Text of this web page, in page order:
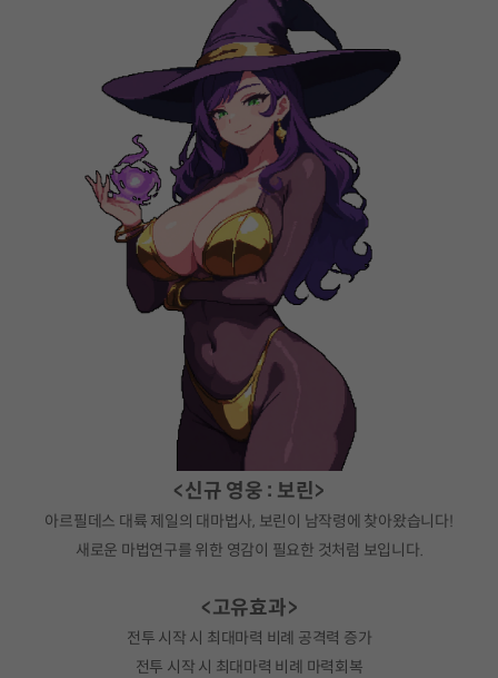
<신규 영웅 : 보린>
아르필데스 대륙 제일의 대마법사, 보린이 남작령에 찾아왔습니다!
새로운 마법연구를 위한 영감이 필요한 것처럼 보입니다.
<고유효과>
전투 시작 시 최대마력 비례 공격력 증가
전투 시작 시 최대마력 비례 마력회복